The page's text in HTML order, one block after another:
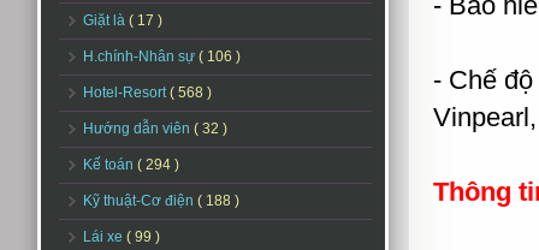
Giặt là ( 17 )
H.chính-Nhân sự ( 106 )
Hotel-Resort( 568 )
Hướng dẫn viên ( 32 )
Kế toán ( 294 )
Kỹ thuật-Cơ điện ( 188 )
Lái xe ( 99 )
- Chế
Thông